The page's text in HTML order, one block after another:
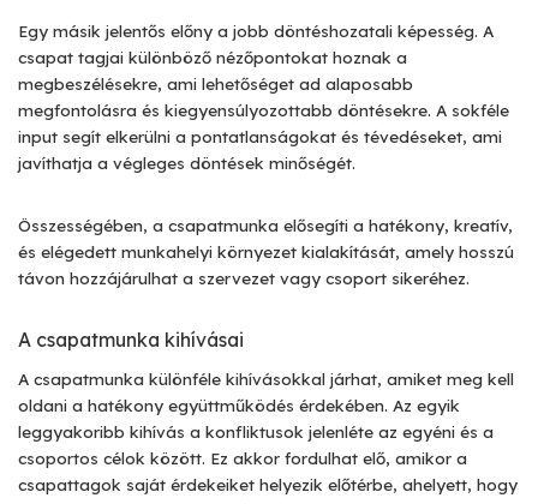
Egy másik jelentős előny a jobb döntéshozatali képesség. A
csapat tagjai különböző nézőpontokat hoznak a
megbeszélésekre, ami lehetőséget ad alaposabb
megfontolásra és kiegyensúlyozottabb döntésekre. A sokféle
input segít elkerülni a pontatlanságokat és tévedéseket, ami
javíthatja a végleges döntések minőségét.
Összességében, a csapatmunka elősegíti a hatékony, kreatív,
és elégedett munkahelyi környezet kialakítását, amely hosszú
távon hozzájárulhat a szervezet vagy csoport sikeréhez.
A csapatmunka kihívásai
A csapatmunka különféle kihívásokkal járhat, amiket meg kell
oldani a hatékony együttműködés érdekében. Az egyik
leggyakoribb kihívás a konfliktusok jelenléte az egyéni és a
csoportos célok között. Ez akkor fordulhat elő, amikor a
csapattagok saját érdekeiket helyezik előtérbe, ahelyett, hogy